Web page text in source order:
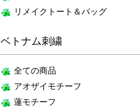
リメイクトート＆バッグ
ベトナム刺繍
全ての商品
アオザイモチーフ
蓮モチーフ